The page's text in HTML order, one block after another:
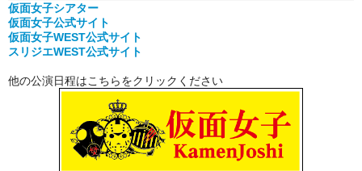
仮面女子シアター
仮面女子公式サイト
仮面女子WEST公式サイト
スリジエWEST公式サイト
他の公演日程はこちらをクリックください